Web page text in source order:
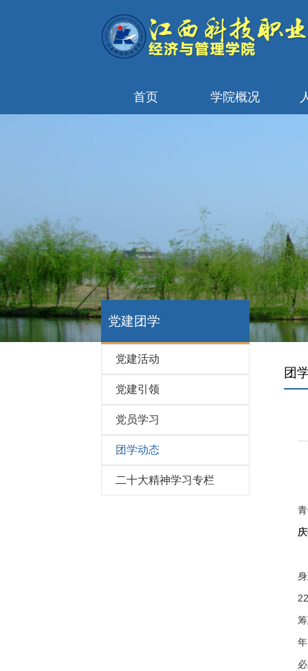
首页 学院概况
党建团学
党建活动
党建引领
党员学习
团学动态
二十大精神学习专栏
团